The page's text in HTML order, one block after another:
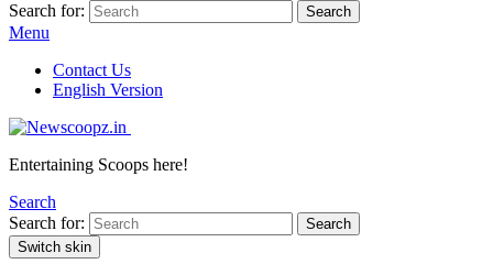
Search for:
Search
Menu
Contact Us
English Version
Entertaining Scoops here!
Search
Search for:
Search
Switch skin